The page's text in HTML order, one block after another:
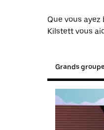
Que vous
Kilstett vous
Grands